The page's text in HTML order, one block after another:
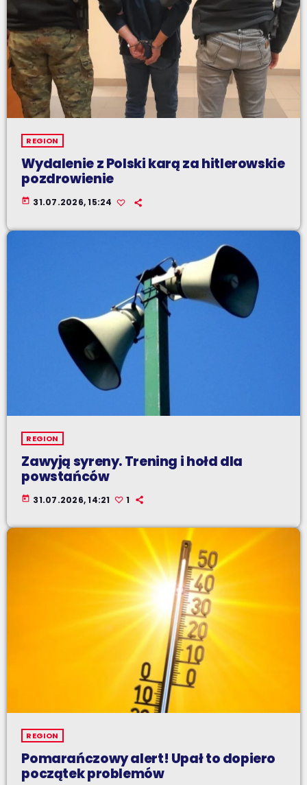
REGION
Wydalenie z Polski karą za hitlerowskie
pozdrowienie
today 31.07.2026, 15:24
REGION
Zawyją syreny. Trening i hołd dla
powstańców
today 31.07.2026, 14:21 1
REGION
Pomarańczowy alert! Upał to dopiero
początek problemów